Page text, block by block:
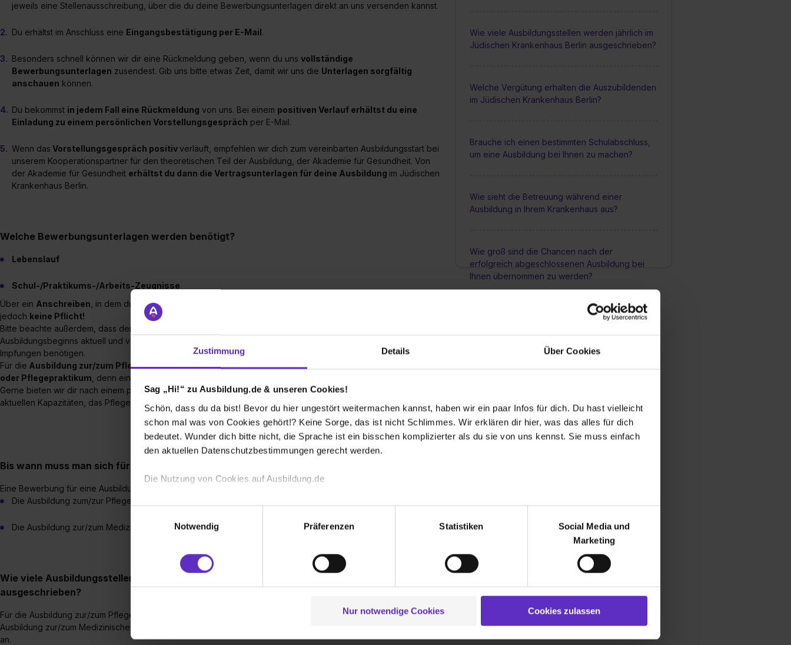
Zustimmung Details Über Cookies
Sag „Hi!“ zu Ausbildung.de & unseren Cookies!
Schön, dass du da bist! Bevor du hier ungestört weitermachen kannst, haben wir ein paar Infos für dich. Du hast vielleicht
schon mal was von Cookies gehört!? Keine Sorge, das ist nicht Schlimmes. Wir erklären dir hier, was das alles für dich
bedeutet. Wunder dich bitte nicht, die Sprache ist ein bisschen komplizierter als du sie von uns kennst. Sie muss einfach
den aktuellen Datenschutzbestimmungen gerecht werden.
Die Nutzung von Cookies auf Ausbildung.de
Wir verwenden Cookies zur technischen Funktion unserer Webseite („Notwendig“), um von dir bei Benutzung der
Webseite getroffenen Einstellungen zu speichern ( „Präferenzen“), die Zugriffe auf unsere Webseite zu analysieren
(„Statistiken“), um Informationen zu deiner Verwendung unserer Website an unsere Partner für soziale Medien, Werbung
und Analysen weiterzugeben und um Inhalte und Anzeigen zu personalisieren („Social Media und Marketing“). Unsere
Partner führen diese Informationen möglicherweise mit weiteren Daten zusammen, die du ihnen bereitgestellt hast oder die
zu. . In diesem Fall sowie bei der separaten Aktivierung von „Social Media und Marketing“ bist du auch damit
einverstanden, dass dir nach Setzen der Cookies externe Inhalte (z.B. Videos oder Posts) angezeigt und hierfür
Notwendig
Präferenzen Statistiken
Social Media und
Marketing
Nur notwendige Cookies Cookies zulassen
Wie viele Ausbildungsstellen werden jährlich im
Jüdischen Krankenhaus Berlin ausgeschrieben?
Welche Vergütung erhalten die Auszubildenden
im Jüdischen Krankenhaus Berlin?
Brauche ich einen bestimmten Schulabschluss,
um eine Ausbildung bei Ihnen zu machen?
Wie sieht die Betreuung während einer
Ausbildung in Ihrem Krankenhaus aus?
Wie groß sind die Chancen nach der
erfolgreich abgeschlossenen Ausbildung bei
Ihnen übernommen zu werden?
Was für Weiterbildungsmöglichkeiten gibt es für
jeweils eine Stellenausschreibung, über die du deine Bewerbungsunterlagen direkt an uns versenden kannst.
Du erhältst im Anschluss eine Eingangsbestätigung per E-Mail.
Besonders schnell können wir dir eine Rückmeldung geben, wenn du unsvollständige
Bewerbungsunterlagen zusendest. Gib uns bitte etwas Zeit, damit wir uns die Unterlagen sorgfältig
anschauen können.
Du bekommst in jedem Fall eine Rückmeldung von uns. Bei einem positiven Verlauf erhältst du eine
Einladung zu einem persönlichen Vorstellungsgespräch per E-Mail.
Wenn das Vorstellungsgespräch positivverläuft, empfehlen wir dich zum vereinbarten Ausbildungsstart bei
unserem Kooperationspartner für den theoretischen Teil der Ausbildung, der Akademie für Gesundheit. Von
der Akademie für Gesundheit erhältst du dann die Vertragsunterlagen für deine Ausbildung im Jüdischen
Krankenhaus Berlin.
Welche Bewerbungsunterlagen werden benötigt?
Lebenslauf
Schul-/Praktikums-/Arbeits-Zeugnisse
Über ein Anschreiben , in dem du uns deine Motivation für die Ausbildung mitteilst, freuen wir uns. Es ist
jedoch keine Pflicht!
Bitte beachte außerdem, dass dein
Ausbildungsbeginns aktuell und vollständig sein muss und wir spätestens dann einen Nachweis über deine
Impfungen benötigen.
Für die Ausbildung zur/zum Pflegefachfrau/-mannbenötigen wir außerdem eine Bestätigung über ein
oder Pflegepraktikum , denn ein mindestens 14-tägiges Pflegepraktikum ist Voraussetzung für diese Ausbildung.
Gerne bieten wir dir nach einem positiven Vorstellungsgespräch auch an, unter Berücksichtigung unserer
aktuellen Kapazitäten, das Pflegepraktikum bei uns im Haus zu absolvieren.
Bis wann muss man sich für einen Ausbildungsplatz bewerben?
Eine Bewerbung für eine Ausbildung im Jüdischen Krankenhaus Berlin ist
Die Ausbildung zum/zur Pflegefachmann/-frau beginnt zum 01. April und zum 1. Oktober.
Die Ausbildung zur/zum Medizinischen Technologin/Technologen für Radiologie beginnt zum 01. August.
Wie viele Ausbildungsstellen werden jährlich im Jüdischen Krankenhaus Berlin
ausgeschrieben?
Für die Ausbildung zur/zum Pflegefachfrau/-mann bieten wir pro Jahr insgesamt 23 Ausbildungsplätze an, für die
Ausbildung zur/zum Medizinischen Technologin/Technologen bieten wir pro Jahr insgesamt 1 Ausbildungsplatz
an.